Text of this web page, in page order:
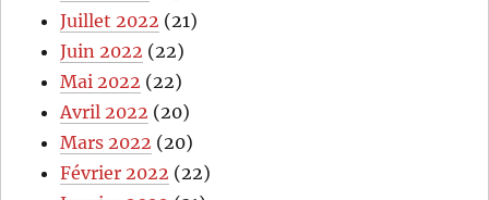
Juillet 2022 (21)
Juin 2022 (22)
Mai 2022 (22)
Avril 2022 (20)
Mars 2022 (20)
Février 2022 (22)